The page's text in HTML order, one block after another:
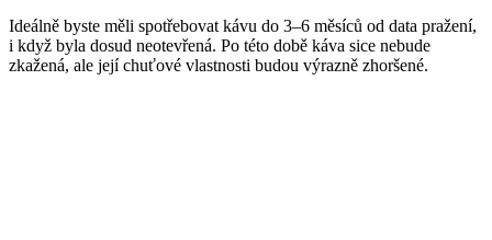
Ideálně byste měli spotřebovat kávu do 3–6 měsíců od data pražení,
i když byla dosud neotevřená. Po této době káva sice nebude
zkažená, ale její chuťové vlastnosti budou výrazně zhoršené.